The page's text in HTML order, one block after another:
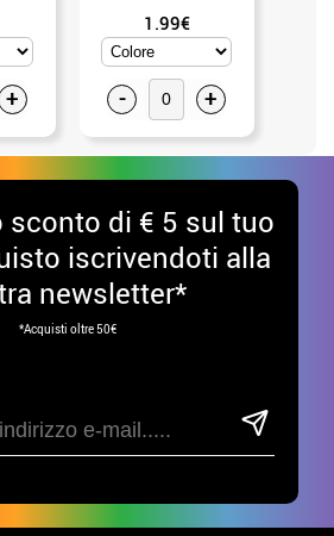
+
1.99€
- +
sconto di € 5 sul tuo
iscrivendoti alla
newsletter*
*Acquisti oltre 50€